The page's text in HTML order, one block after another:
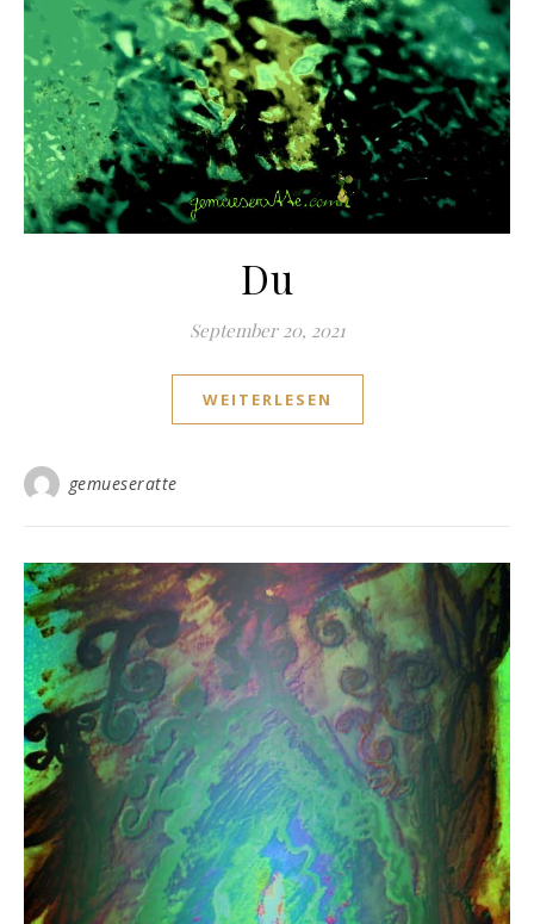
Du
September 20, 2021
WEITERLESEN
gemueseratte